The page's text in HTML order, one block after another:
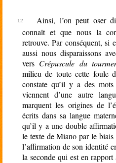
Ainsi, l’on peut oser
connaît et que nous la
retrouve. Par conséquent, si
aussi nous disparaissons
vers Crépuscule du
milieu de toute cette foule
constate qu’il y a des
viennent d’une autre
marquent les origines de
écrits dans sa langue
qu’il y a une double
le texte de Miano par le
l’affirmation de son identité
la seconde qui est en